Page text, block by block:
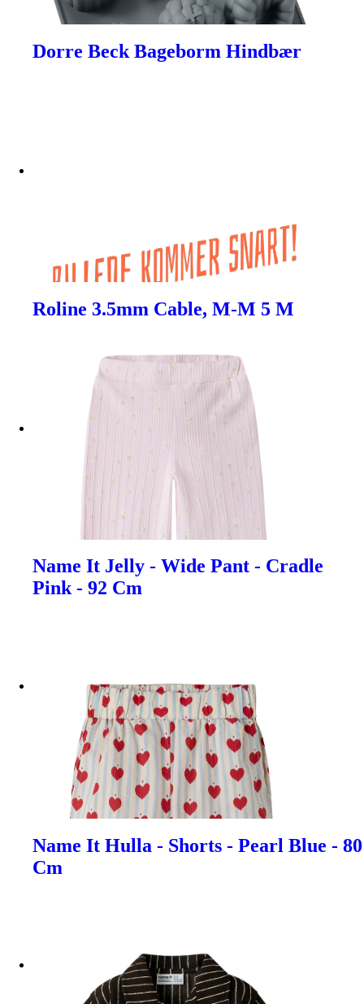
Dorre Beck Bageborm Hindbær
Roline 3.5mm Cable, M-M 5 M
Name It Jelly - Wide Pant - Cradle
Pink - 92 Cm
Name It Hulla - Shorts - Pearl Blue - 80
Cm